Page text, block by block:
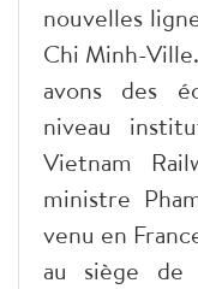
nouvelles
Chi Minh-
avons des
niveau
Vietnam
ministre
venu en
au siège